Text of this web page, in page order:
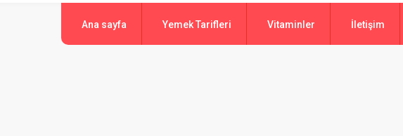
Ana sayfa Yemek Tarifleri Vitaminler İletişim